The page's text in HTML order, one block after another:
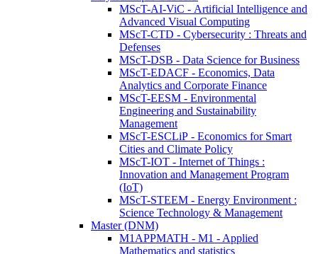
MScT-AI-ViC - Artificial Intelligence and
Advanced Visual Computing
MScT-CTD - Cybersecurity : Threats and
Defenses
MScT-DSB - Data Science for Business
MScT-EDACF - Economics, Data
Analytics and Corporate Finance
MScT-EESM - Environmental
Engineering and Sustainability
Management
MScT-ESCLiP - Economics for Smart
Cities and Climate Policy
MScT-IOT - Internet of Things :
Innovation and Management Program
(IoT)
MScT-STEEM - Energy Environment :
Science Technology & Management
Master (DNM)
M1APPMATH - M1 - Applied
Mathematics and statistics